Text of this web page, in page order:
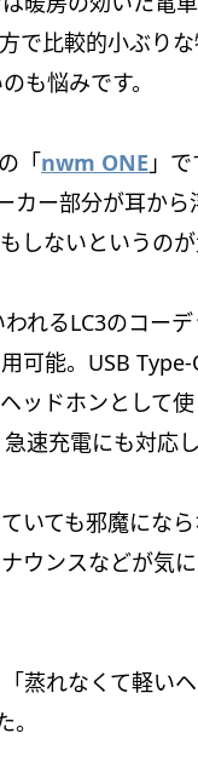
で比較的小ぶり
も悩みです。
「nwm ONE 」
ー部分が耳から
しないというのが
れるLC3のコー
可能。USB
ッドホンとして
速充電にも対応し
いても邪魔にな
ウンスなどが気
蒸れなくて軽い